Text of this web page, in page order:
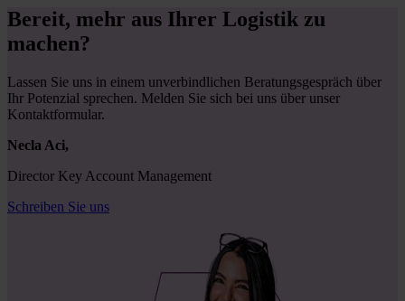
Bereit, mehr aus Ihrer Logistik zu
machen?
Lassen Sie uns in einem unverbindlichen Beratungsgespräch über
Ihr Potenzial sprechen. Melden Sie sich bei uns über unser
Kontaktformular.
Necla Aci,
Director Key Account Management
Schreiben Sie uns